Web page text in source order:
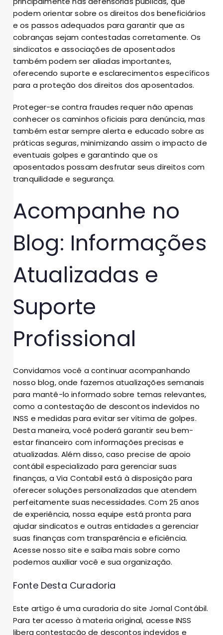
podem orientar sobre os direitos dos beneficiários
e os passos adequados para garantir que as
cobranças sejam contestadas corretamente. Os
sindicatos e associações de aposentados
também podem ser aliadas importantes,
oferecendo suporte e esclarecimentos específicos
para a proteção dos direitos dos aposentados.
Proteger-se contra fraudes requer não apenas
conhecer os caminhos oficiais para denúncia, mas
também estar sempre alerta e educado sobre as
práticas seguras, minimizando assim o impacto de
eventuais golpes e garantindo que os
aposentados possam desfrutar seus direitos com
tranquilidade e segurança.
Acompanhe no
Blog: Informações
Atualizadas e
Suporte
Profissional
Convidamos você a continuar acompanhando
nosso blog, onde fazemos atualizações semanais
para mantê-lo informado sobre temas relevantes,
como a contestação de descontos indevidos no
INSS e medidas para evitar ser vítima de golpes.
Desta maneira, você poderá garantir seu bem-
estar financeiro com informações precisas e
atualizadas. Além disso, caso precise de apoio
contábil especializado para gerenciar suas
finanças, a Via Contabilestá à disposição para
oferecer soluções personalizadas que atendem
perfeitamente suas necessidades. Com 25 anos
de experiência, nossa equipe está pronta para
ajudar sindicatos e outras entidades a gerenciar
suas finanças com transparência e eficiência.
Acesse nosso site e saiba mais sobre como
podemos auxiliar você e sua organização.
Fonte Desta Curadoria
Este artigo é uma curadoria do site Jornal Contábil.
Para ter acesso à materia original, acesse INSS
libera contestação de descontos indevidos e